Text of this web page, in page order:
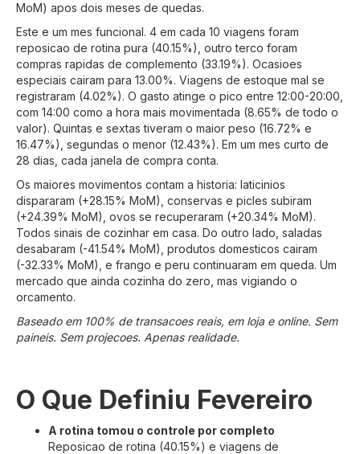
MoM) apos dois meses de quedas.
Este e um mes funcional. 4 em cada 10 viagens foram
reposicao de rotina pura (40.15%), outro terco foram
compras rapidas de complemento (33.19%). Ocasioes
especiais cairam para 13.00%. Viagens de estoque mal se
registraram (4.02%). O gasto atinge o pico entre 12:00-20:00,
com 14:00 como a hora mais movimentada (8.65% de todo o
valor). Quintas e sextas tiveram o maior peso (16.72% e
16.47%), segundas o menor (12.43%). Em um mes curto de
28 dias, cada janela de compra conta.
Os maiores movimentos contam a historia: laticinios
dispararam (+28.15% MoM), conservas e picles subiram
(+24.39% MoM), ovos se recuperaram (+20.34% MoM).
Todos sinais de cozinhar em casa. Do outro lado, saladas
desabaram (-41.54% MoM), produtos domesticos cairam
(-32.33% MoM), e frango e peru continuaram em queda. Um
mercado que ainda cozinha do zero, mas vigiando o
orcamento.
Baseado em 100% de transacoes reais, em loja e online. Sem
paineis. Sem projecoes. Apenas realidade.
O Que Definiu Fevereiro
A rotina tomou o controle por completo
Reposicao de rotina (40.15%) e viagens de